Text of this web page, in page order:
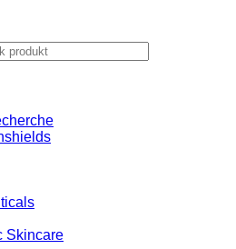
Skincare